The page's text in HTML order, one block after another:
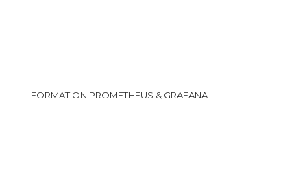
FORMATION PROMETHEUS & GRAFANA